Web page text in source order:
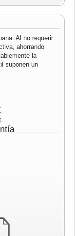
Al no requerir
ahorrando
la
suponen un